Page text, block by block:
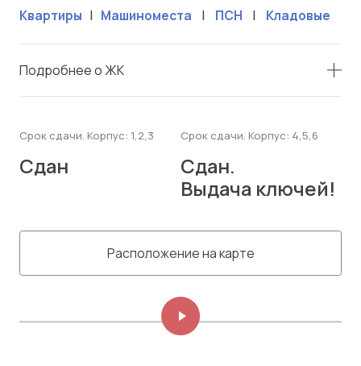
Квартиры | Машиноместа | ПСН | Кладовые
Подробнее о ЖК
Срок сдачи. Корпус: 1,2,3
Сдан
Срок сдачи. Корпус: 4,5,6
Сдан.
Выдача ключей!
Расположение на карте